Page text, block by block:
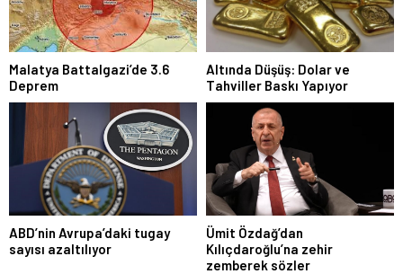
Malatya Battalgazi’de 3.6
Deprem
Altında Düşüş: Dolar ve
Tahviller Baskı Yapıyor
ABD’nin Avrupa’daki tugay
sayısı azaltılıyor
Ümit Özdağ’dan
Kılıçdaroğlu’na zehir
zemberek sözler